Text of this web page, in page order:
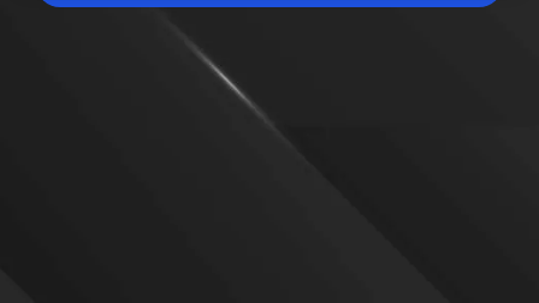
May 04, 2026, 11:13 AM (IST)
गर्मियों में iPhone क्यों हो रहा इतना ज्यादा हीट?
गर्मियों में बढ़ता तापमान अब हमारे स्मार्टफोन्स पर भी असर डाल
रहा है, खासकर iPhone जल्दी गर्म होने लगता है, लेकिन घबराने की
Share